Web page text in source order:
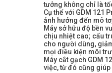
tưởng không chỉ là
Cụ thể với GDM 121
ảnh hưởng đến mô
Máy sở hữu độ bền
chịu nhiệt cao; cấu
cho người dùng,
mọi điều kiện môi
Máy cắt gạch GDM
việc, từ đó cũng